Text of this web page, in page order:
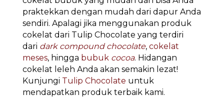
praktekkan dengan mudah dari dapur Anda
sendiri. Apalagi jika menggunakan produk
cokelat dari Tulip Chocolate yang terdiri
dari dark compound chocolate, cokelat
meses, hingga bubuk cocoa. Hidangan
cokelat leleh Anda akan semakin lezat!
Kunjungi Tulip Chocolate untuk
mendapatkan produk terbaik kami.